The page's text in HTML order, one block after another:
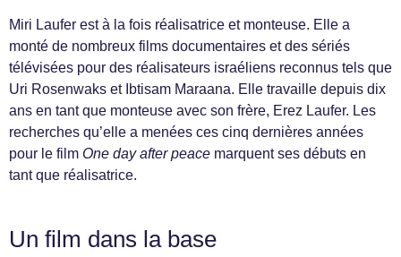
Miri Laufer est à la fois réalisatrice et monteuse. Elle a
monté de nombreux films documentaires et des sériés
télévisées pour des réalisateurs israéliens reconnus tels que
Uri Rosenwaks et Ibtisam Maraana. Elle travaille depuis dix
ans en tant que monteuse avec son frère, Erez Laufer. Les
recherches qu’elle a menées ces cinq dernières années
pour le film One day after peace marquent ses débuts en
tant que réalisatrice.
Un film dans la base